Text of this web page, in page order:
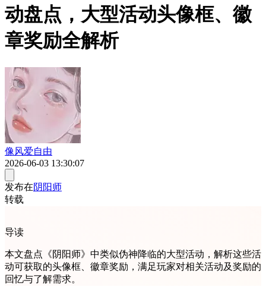
动盘点，大型活动头像框、徽
章奖励全解析
像风爱自由
2026-06-03 13:30:07
发布在阴阳师
转载
导读
本文盘点《阴阳师》中类似伪神降临的大型活动，解析这些活
动可获取的头像框、徽章奖励，满足玩家对相关活动及奖励的
回忆与了解需求。